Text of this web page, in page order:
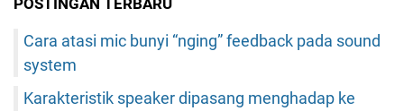
Cara atasi mic bunyi “nging” feedback pada sound
system
Karakteristik speaker dipasang menghadap ke